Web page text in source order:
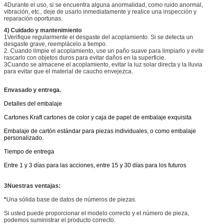
4Durante el uso, si se encuentra alguna anormalidad, como ruido anormal,
vibración, etc., deje de usarlo inmediatamente y realice una inspección y
reparación oportunas.
4) Cuidado y mantenimiento
1Verifique regularmente el desgaste del acoplamiento. Si se detecta un
desgaste grave, reemplácelo a tiempo.
2. Cuando limpie el acoplamiento, use un paño suave para limpiarlo y evite
rascarlo con objetos duros para evitar daños en la superficie.
3Cuando se almacene el acoplamiento, evitar la luz solar directa y la lluvia
para evitar que el material de caucho envejezca.
Envasado y entrega.
Detalles del embalaje
Cartones Kraft cartones de color y caja de papel de embalaje exquisita
Embalaje de cartón estándar para piezas individuales, o como embalaje
personalizado.
Tiempo de entrega
Entre 1 y 3 días para las acciones, entre 15 y 30 días para los futuros
3Nuestras ventajas:
*Una sólida base de datos de números de piezas.
Si usted puede proporcionar el modelo correcto y el número de pieza,
podemos suministrar el producto correcto.